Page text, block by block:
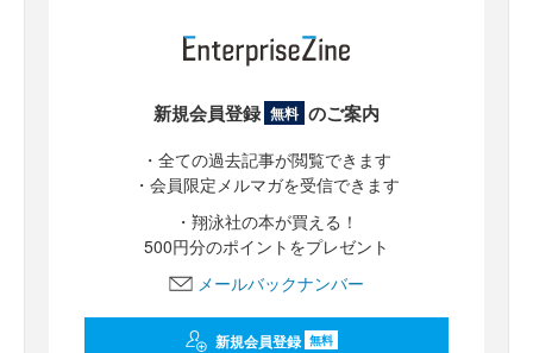
新規会員登録 無料 のご案内
・全ての過去記事が閲覧できます
・会員限定メルマガを受信できます
・翔泳社の本が買える！
500円分のポイントをプレゼント
メールバックナンバー
新規会員登録 無料